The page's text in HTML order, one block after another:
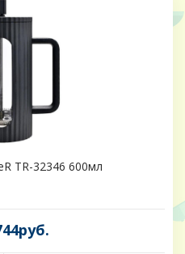
TR-32346 600мл